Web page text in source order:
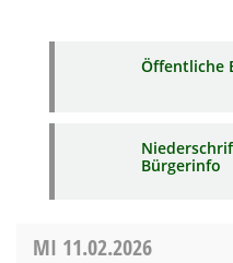
Öffentliche
Bürgerinfo
MI 11.02.2026